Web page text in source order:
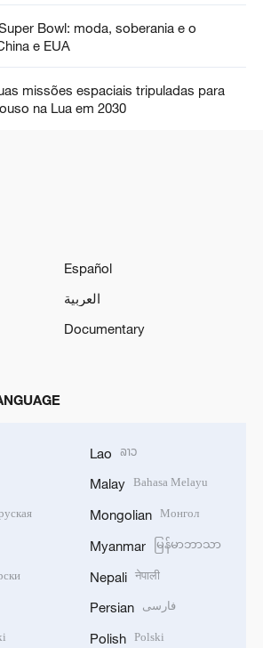
Bowl: moda, soberania e o
e EUA
missões espaciais tripuladas para
na Lua em 2030
Español
العربية
Documentary
Lao ລາວ
Malay Bahasa Melayu
Mongolian Монгол
Myanmar မြန်မာဘာသာ
Nepali नेपाली
Persian فارسی
Polish Polski